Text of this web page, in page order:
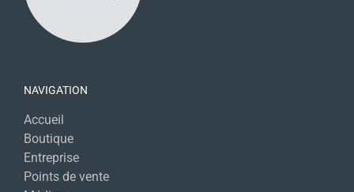
NAVIGATION
Accueil
Boutique
Entreprise
Points de vente